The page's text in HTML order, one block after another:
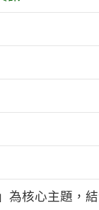
為核心主題，